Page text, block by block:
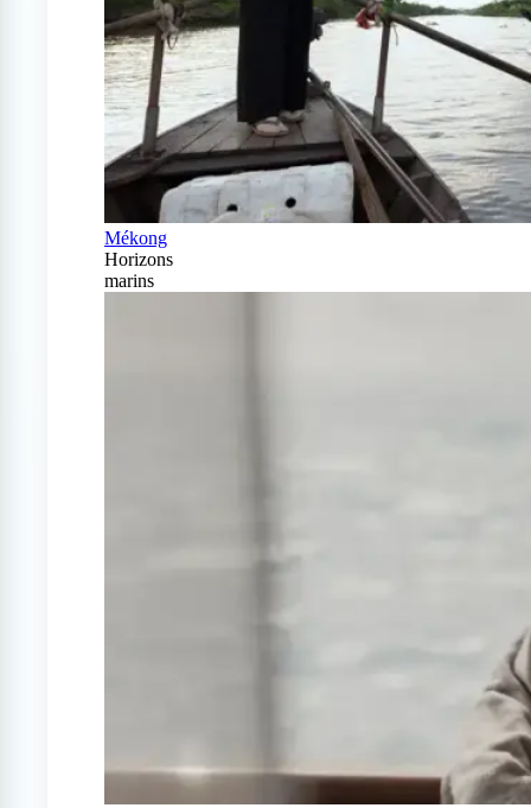
Mékong
Horizons
marins